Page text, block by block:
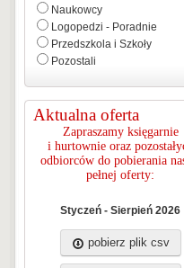
Naukowcy
Logopedzi - Poradnie
Przedszkola i Szkoły
Pozostali
Aktualna oferta
Zapraszamy księgarnie
i hurtownie oraz
odbiorców do pobierania
pełnej oferty:
Styczeń - Sierpień 2026
pobierz plik csv